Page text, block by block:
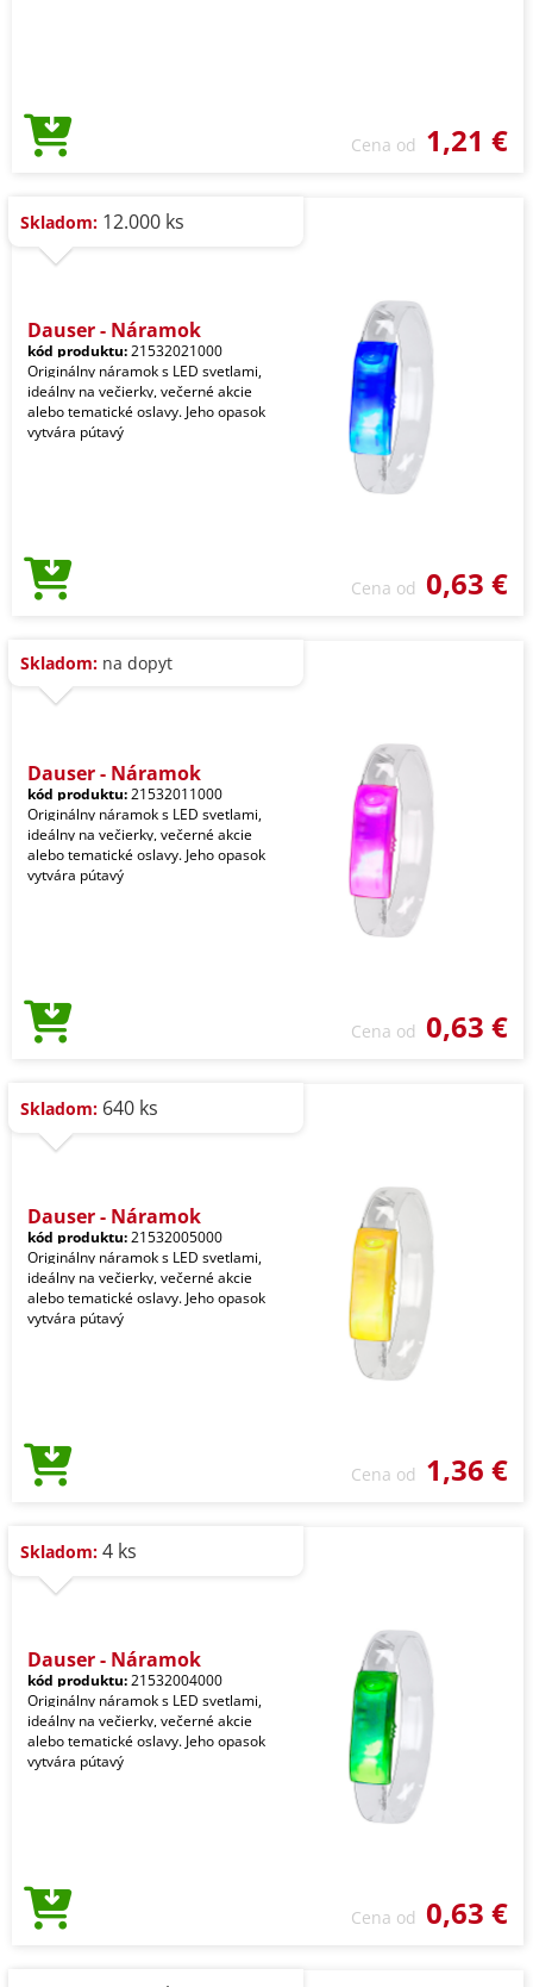
Cena od 1,21 €
Skladom: 12.000 ks
Dauser - Náramok
kód produktu:21532021000
Originálny náramok s LED svetlami,
ideálny na večierky, večerné akcie
alebo tematické oslavy. Jeho opasok
vytvára pútavý
Cena od 0,63 €
Skladom: na dopyt
Dauser - Náramok
kód produktu:21532011000
Originálny náramok s LED svetlami,
ideálny na večierky, večerné akcie
alebo tematické oslavy. Jeho opasok
vytvára pútavý
Cena od 0,63 €
Skladom: 640 ks
Dauser - Náramok
kód produktu:21532005000
Originálny náramok s LED svetlami,
ideálny na večierky, večerné akcie
alebo tematické oslavy. Jeho opasok
vytvára pútavý
Cena od 1,36 €
Skladom: 4 ks
Dauser - Náramok
kód produktu:21532004000
Originálny náramok s LED svetlami,
ideálny na večierky, večerné akcie
alebo tematické oslavy. Jeho opasok
vytvára pútavý
Cena od 0,63 €